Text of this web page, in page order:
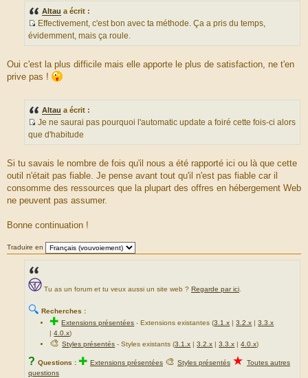
d
u
m
s
a
e
Altau a écrit :
S
r
c
d
u
m
s
a
g
e
Effectivement, c'est bon avec ta méthode. Ça a pris du temps,
évidemment, mais ça roule.
Oui c'est la plus difficile mais elle apporte le plus de satisfaction, ne t'en
prive pas !
Altau a écrit :
S
r
c
e
d
m
s
s
a
g
Je ne saurai pas pourquoi l'automatic update a foiré cette fois-ci alors
que d'habitude
Si tu savais le nombre de fois qu'il nous a été rapporté ici ou là que cette
outil n'était pas fiable. Je pense avant tout qu'il n'est pas fiable car il
consomme des ressources que la plupart des offres en hébergement Web
ne peuvent pas assumer.
Bonne continuation !
Traduire en
Tu as un forum et tu veux aussi un site web ? Regarde par ici
🔍 Recherches :
✚Extensions présentées -Extensions existantes (3.1.x |3.2.x |3.3.x
|4.0.x)
🎨Styles présentés - Styles existants (3.1.x |3.2.x |3.3.x |4.0.x)
? Questions : ✚ Extensions présentées 🎨 Styles présentés ★ Toutes autres
questions